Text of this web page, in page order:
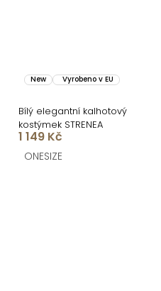
New Vyrobeno v EU
Bílý elegantní kalhotový
kostýmek STRENEA
1 149 Kč
ONESIZE